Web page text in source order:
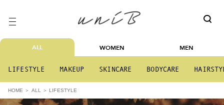
ALL WOMEN MEN
LIFESTYLE MAKEUP SKINCARE BODYCARE
HOME ALL LIFESTYLE